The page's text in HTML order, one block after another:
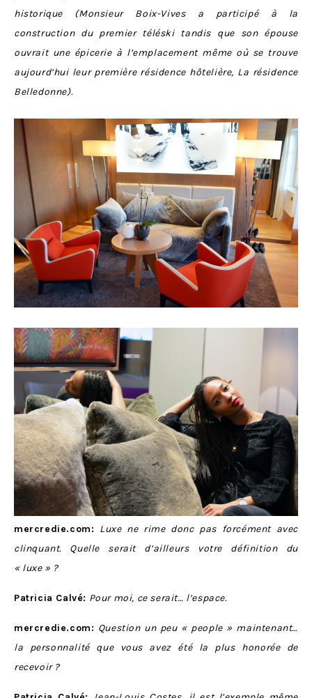
historique (Monsieur Boix-Vives a participé à la
construction du premier téléski tandis que son épouse
ouvrait une épicerie à l’emplacement même où se trouve
aujourd’hui leur première résidence hôtelière, La résidence
Belledonne).
mercredie.com: Luxe ne rime donc pas forcément avec
clinquant. Quelle serait d’ailleurs votre définition du
« luxe » ?
Patricia Calvé: Pour moi, ce serait… l’espace.
mercredie.com: Question un peu « people » maintenant…
la personnalité que vous avez été la plus honorée de
recevoir ?